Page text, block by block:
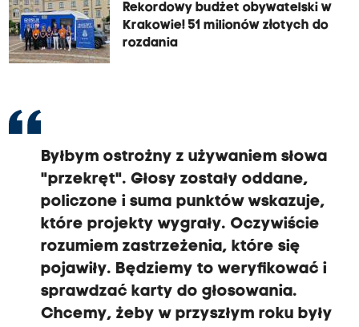
Rekordowy budżet obywatelski w
Krakowie! 51 milionów złotych do
rozdania
Byłbym ostrożny z używaniem słowa
"przekręt". Głosy zostały oddane,
policzone i suma punktów wskazuje,
które projekty wygrały. Oczywiście
rozumiem zastrzeżenia, które się
pojawiły. Będziemy to weryfikować i
sprawdzać karty do głosowania.
Chcemy, żeby w przyszłym roku były